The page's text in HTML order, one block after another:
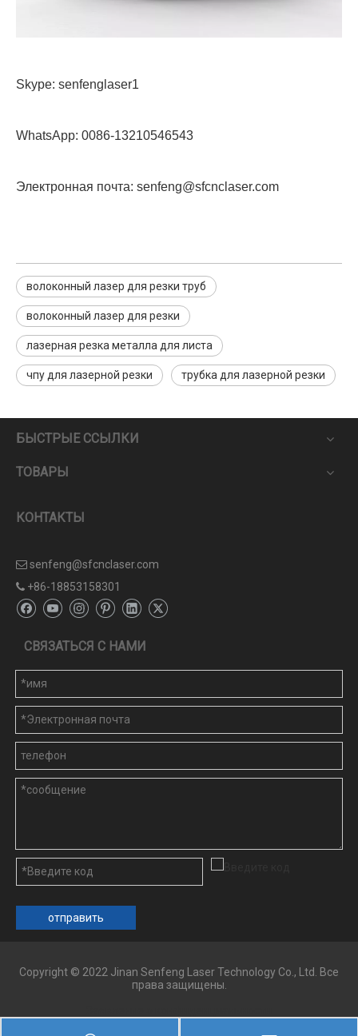
Skype: senfenglaser1
WhatsApp: 0086-13210546543
Электронная почта: senfeng@sfcnclaser.com
волоконный лазер для резки труб
волоконный лазер для резки
лазерная резка металла для листа
чпу для лазерной резки трубка для лазерной резки
БЫСТРЫЕ ССЫЛКИ
ТОВАРЫ
КОНТАКТЫ
 senfeng@sfcnclaser.com
 +86-18853158301
СВЯЗАТЬСЯ С НАМИ
отправить
Copyright © 2022 Jinan Senfeng Laser Technology Co., Ltd. Все
права защищены.